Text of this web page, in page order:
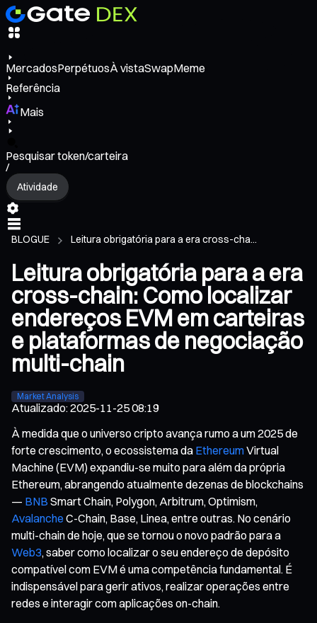
MercadosPerpétuosÀ vistaSwapMeme
Referência
Mais
Pesquisar token/carteira
/
Atividade
BLOGUE Leitura obrigatória para a era cross-cha...
Leitura obrigatória para a era
cross-chain: Como localizar
endereços EVM em carteiras
e plataformas de negociação
multi-chain
Market Analysis
Atualizado:2025-11-25 08:19
À medida que o universo cripto avança rumo a um 2025 de
forte crescimento, o ecossistema da EthereumVirtual
Machine (EVM) expandiu-se muito para além da própria
Ethereum, abrangendo atualmente dezenas de blockchains
— BNB Smart Chain, Polygon, Arbitrum, Optimism,
Avalanche C-Chain, Base, Linea, entre outras. No cenário
multi-chain de hoje, que se tornou o novo padrão para a
Web3, saber como localizar o seu endereço de depósito
compatível com EVM é uma competência fundamental. É
indispensável para gerir ativos, realizar operações entre
redes e interagir com aplicações on-chain.